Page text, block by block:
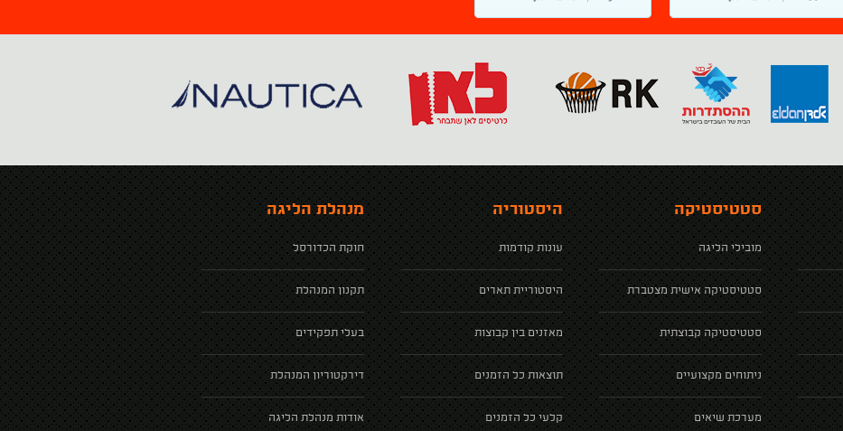
סטטיסטיקה
מובילי הליגה
סטטיסטיקה אישית מצטברת
סטטיסטיקה קבוצתית
ניתוחים מקצועיים
מערכת שיאים
היסטוריה
עונות קודמות
היסטוריית תארים
מאזנים בין קבוצות
תוצאות כל הזמנים
קלעי כל הזמנים
מנהלת הליגה
חוקת הכדורסל
תקנון המנהלת
בעלי תפקידים
דירקטוריון המנהלת
אודות מנהלת הליגה